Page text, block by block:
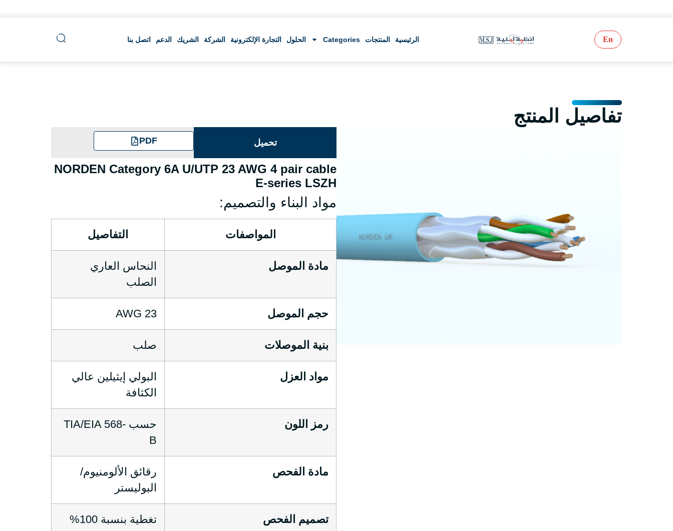
En الرئيسية المنتجات Categories الحلول التجارة الإلكترونية الشركة الشريك الدعم اتصل بنا
تفاصيل المنتج
تحميل PDF
NORDEN Category 6A U/UTP 23 AWG 4 pair cable
E-series LSZH
مواد البناء والتصميم:
المواصفات التفاصيل
مادة الموصل
النحاس العاري
الصلب
حجم الموصل 23 AWG
بنية الموصلات صلب
مواد العزل
البولي إيثيلين عالي
الكثافة
رمز اللون
حسب TIA/EIA 568-
B
مادة الفحص
رقائق الألومنيوم/
البوليستر
تصميم الفحص تغطية بنسبة 100%